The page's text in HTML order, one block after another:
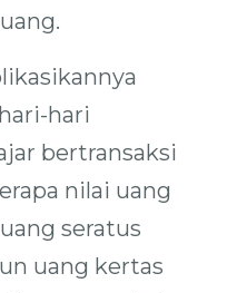
hari
bertransaksi
nilai uang
seratus
uang kertas